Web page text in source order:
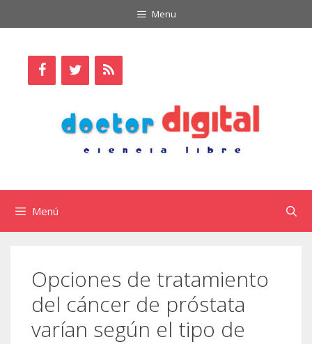
al
Menu
Menú
Opciones de tratamiento
del cáncer de próstata
varían según el tipo de